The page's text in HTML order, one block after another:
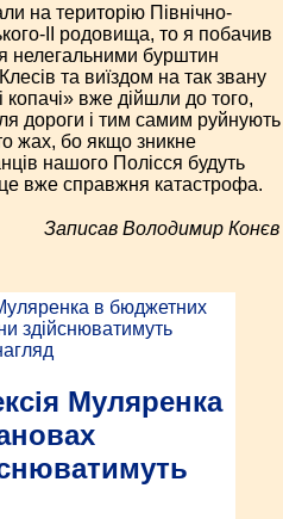
на територію Північно-
ІІ родовища, то я побачив
нелегальними бурштин
та виїздом на так звану
вже дійшли до того,
дороги і тим самим руйнують
жах, бо якщо зникне
нашого Полісся будуть
це вже справжня катастрофа.
Записав Володимир Конєв
Муляренка